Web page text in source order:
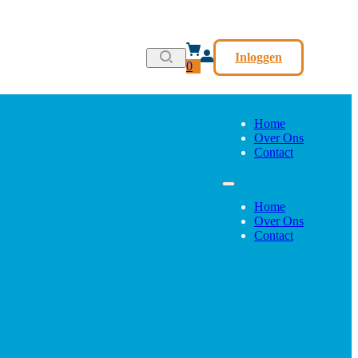
0
Inloggen
Home
Over Ons
Contact
Home
Over Ons
Contact